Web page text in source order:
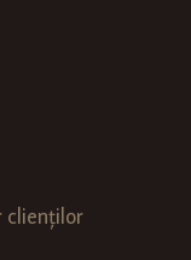
clienților